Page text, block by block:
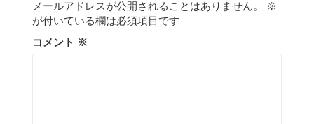
メールアドレスが公開されることはありません。
※
が付いている欄は必須項目です
コメント ※